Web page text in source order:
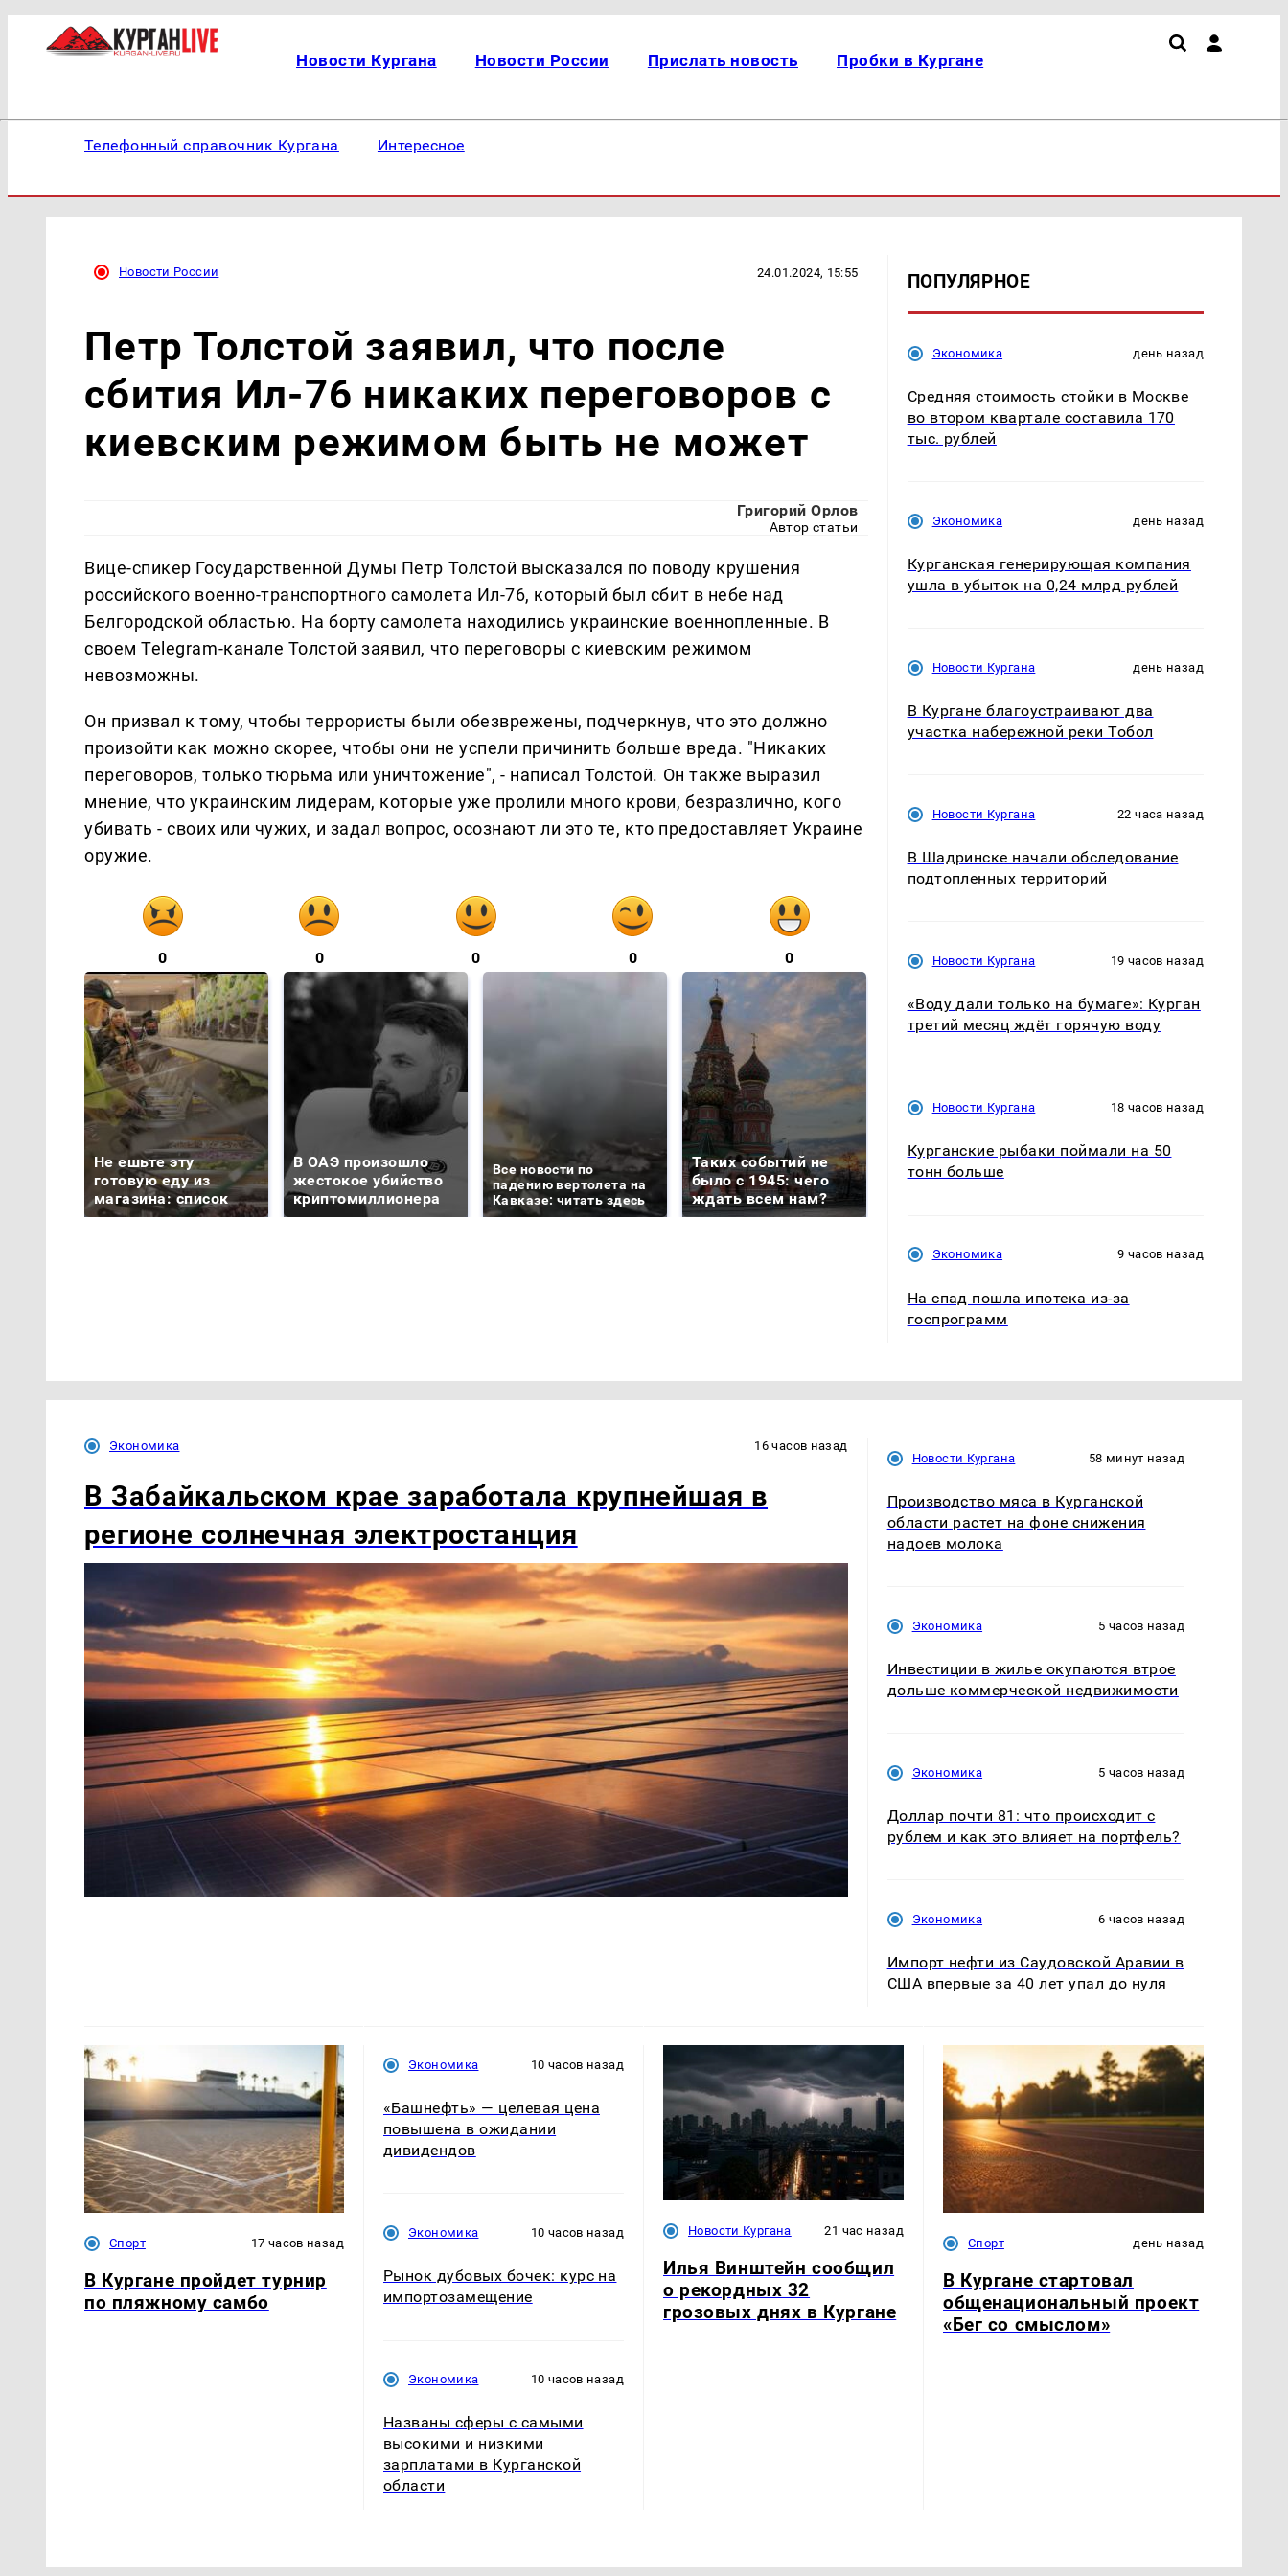
Новости Кургана Новости России Прислать новость Пробки в Кургане
Телефонный справочник Кургана Интересное
Новости России 24.01.2024, 15:55
Петр Толстой заявил, что после
сбития Ил-76 никаких переговоров с
киевским режимом быть не может
Григорий Орлов
Автор статьи
Вице-спикер Государственной Думы Петр Толстой высказался по поводу крушения
российского военно-транспортного самолета Ил-76, который был сбит в небе над
Белгородской областью. На борту самолета находились украинские военнопленные. В
своем Telegram-канале Толстой заявил, что переговоры с киевским режимом
невозможны.
Он призвал к тому, чтобы террористы были обезврежены, подчеркнув, что это должно
произойти как можно скорее, чтобы они не успели причинить больше вреда. "Никаких
переговоров, только тюрьма или уничтожение", - написал Толстой. Он также выразил
мнение, что украинским лидерам, которые уже пролили много крови, безразлично, кого
убивать - своих или чужих, и задал вопрос, осознают ли это те, кто предоставляет Украине
оружие.
0 0 0 0 0
Не ешьте эту
готовую еду из
магазина: список
В ОАЭ произошло
жестокое убийство
криптомиллионера
Все новости по
падению вертолета на
Кавказе: читать здесь
Таких событий не
было с 1945: чего
ждать всем нам?
В магазинах России
СМИ: В Химках на
полицейскую
ПОПУЛЯРНОЕ
Экономика день назад
Средняя стоимость стойки в Москве
во втором квартале составила 170
тыс. рублей
Экономика день назад
Курганская генерирующая компания
ушла в убыток на 0,24 млрд рублей
Новости Кургана день назад
В Кургане благоустраивают два
участка набережной реки Тобол
Новости Кургана 22 часа назад
В Шадринске начали обследование
подтопленных территорий
Новости Кургана 19 часов назад
«Воду дали только на бумаге»: Курган
третий месяц ждёт горячую воду
Новости Кургана 18 часов назад
Курганские рыбаки поймали на 50
тонн больше
Экономика 9 часов назад
На спад пошла ипотека из-за
госпрограмм
Экономика 16 часов назад
В Забайкальском крае заработала крупнейшая в
регионе солнечная электростанция
Новости Кургана 58 минут назад
Производство мяса в Курганской
области растет на фоне снижения
надоев молока
Экономика 5 часов назад
Инвестиции в жилье окупаются втрое
дольше коммерческой недвижимости
Экономика 5 часов назад
Доллар почти 81: что происходит с
рублем и как это влияет на портфель?
Экономика 6 часов назад
Импорт нефти из Саудовской Аравии в
США впервые за 40 лет упал до нуля
Спорт 17 часов назад
В Кургане пройдет турнир
по пляжному самбо
Экономика 10 часов назад
«Башнефть» — целевая цена
повышена в ожидании
дивидендов
Экономика 10 часов назад
Рынок дубовых бочек: курс на
импортозамещение
Экономика 10 часов назад
Названы сферы с самыми
высокими и низкими
зарплатами в Курганской
области
Новости Кургана 21 час назад
Илья Винштейн сообщил
о рекордных 32
грозовых днях в Кургане
Спорт день назад
В Кургане стартовал
общенациональный проект
«Бег со смыслом»